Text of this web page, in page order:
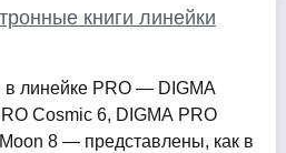
книги линейки
линейке PRO — DIGMA
Cosmic 6, DIGMA PRO
8 — представлены, как в